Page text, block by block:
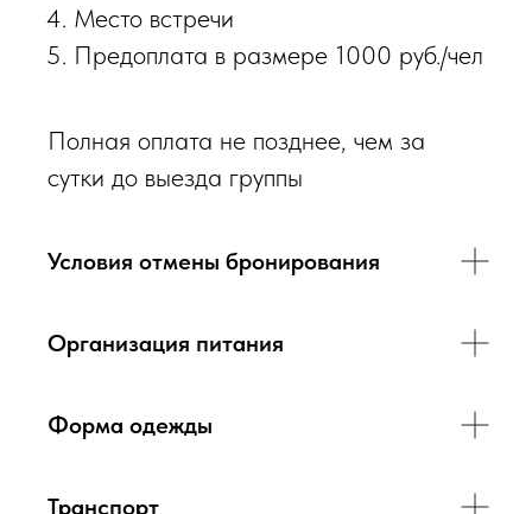
Место встречи
Предоплата в размере 1000 руб./чел
Полная оплата не позднее, чем за
сутки до выезда группы
Условия отмены бронирования
Организация питания
Форма одежды
Транспорт